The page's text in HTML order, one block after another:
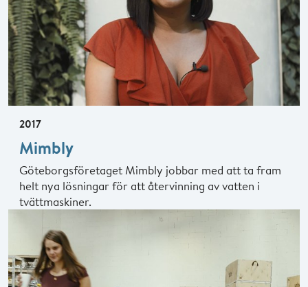
2017
Mimbly
Göteborgsföretaget Mimbly jobbar med att ta fram
helt nya lösningar för att återvinning av vatten i
tvättmaskiner.